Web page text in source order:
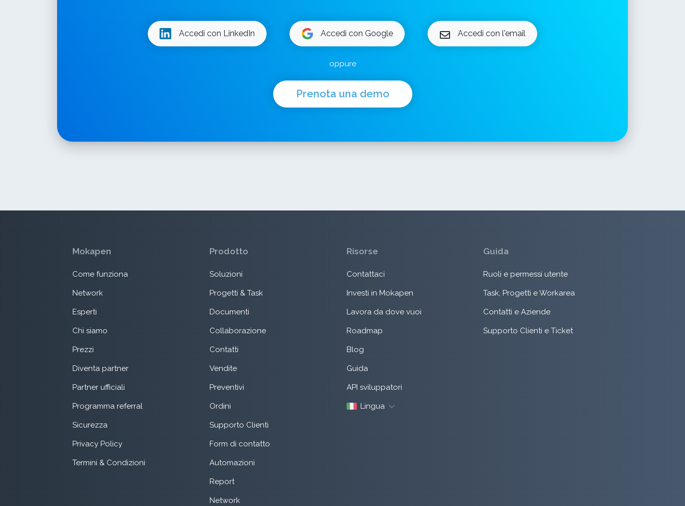
Accedi con LinkedIn Accedi con Google Accedi con l'email
oppure
Prenota una demo
Mokapen
Come funziona
Network
Esperti
Chi siamo
Prezzi
Diventa partner
Partner ufficiali
Programma referral
Sicurezza
Privacy Policy
Termini & Condizioni
Prodotto
Soluzioni
Progetti & Task
Documenti
Collaborazione
Contatti
Vendite
Preventivi
Ordini
Supporto Clienti
Form di contatto
Automazioni
Report
Network
Risorse
Contattaci
Investi in Mokapen
Lavora da dove vuoi
Roadmap
Blog
Guida
API sviluppatori
Lingua
Guida
Ruoli e permessi utente
Task, Progetti e Workarea
Contatti e Aziende
Supporto Clienti e Ticket